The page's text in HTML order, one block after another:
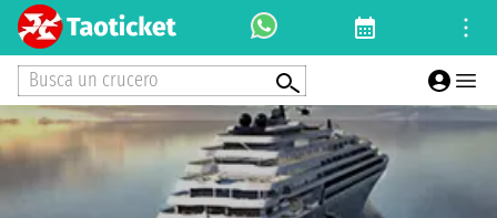
Busca un crucero